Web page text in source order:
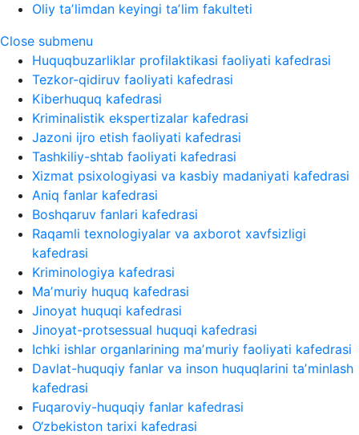
Oliy taʼlimdan keyingi taʼlim fakulteti
Close submenu
Huquqbuzarliklar profilaktikasi faoliyati kafedrasi
Tezkor-qidiruv faoliyati kafedrasi
Kiberhuquq kafedrasi
Kriminalistik ekspertizalar kafedrasi
Jazoni ijro etish faoliyati kafedrasi
Tashkiliy-shtab faoliyati kafedrasi
Xizmat psixologiyasi va kasbiy madaniyati kafedrasi
Aniq fanlar kafedrasi
Boshqaruv fanlari kafedrasi
Raqamli texnologiyalar va axborot xavfsizligi
kafedrasi
Kriminologiya kafedrasi
Maʼmuriy huquq kafedrasi
Jinoyat huquqi kafedrasi
Jinoyat-protsessual huquqi kafedrasi
Ichki ishlar organlarining maʼmuriy faoliyati kafedrasi
Davlat-huquqiy fanlar va inson huquqlarini taʼminlash
kafedrasi
Fuqaroviy-huquqiy fanlar kafedrasi
O‘zbekiston tarixi kafedrasi